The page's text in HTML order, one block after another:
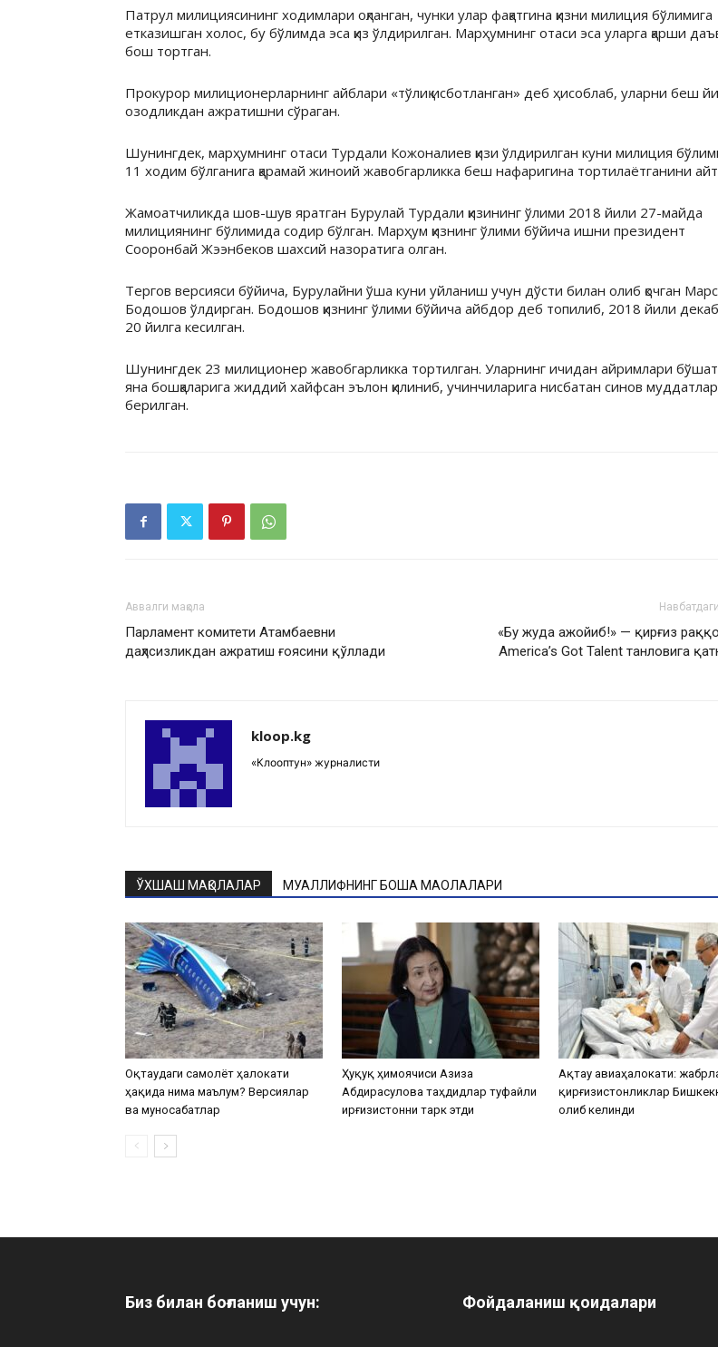
Патрул милициясининг ходимлари оқланган, чунки улар фақатгина қизни милиция бўлимига
етказишган холос, бу бўлимда эса қиз ўлдирилган. Марҳумнинг отаси эса уларга қарши
бош тортган.
Прокурор милиционерларнинг айблари «тўлиқ исботланган» деб ҳисоблаб, уларни беш
озодликдан ажратишни сўраган.
Шунингдек, марҳумнинг отаси Турдали Кожоналиев қизи ўлдирилган куни милиция
11 ходим бўлганига қарамай жиноий жавобгарликка беш нафаригина тортилаётганини
Жамоатчиликда шов-шув яратган Бурулай Турдали қизининг ўлими 2018 йили 27-майда
милициянинг бўлимида содир бўлган. Марҳум қизнинг ўлими бўйича ишни президент
Сооронбай Жээнбеков шахсий назоратига олган.
Тергов версияси бўйича, Бурулайни ўша куни уйланиш учун дўсти билан олиб қочган Марс
Бодошов ўлдирган. Бодошов қизнинг ўлими бўйича айбдор деб топилиб, 2018 йили
20 йилга кесилган.
Шунингдек 23 милиционер жавобгарликка тортилган. Уларнинг ичидан айримлари
яна бошқаларига жиддий хайфсан эълон қилиниб, учинчиларига нисбатан синов
берилган.
Аввалги мақола
Парламент комитети Атамбаевни
даҳлсизликдан ажратиш ғоясини қўллади
«Бу жуда ажойиб!» — қирғиз
America’s Got Talent танловига
kloop.kg
«Клооптун» журналисти
ЎХШАШ МАҚОЛАЛАР МУАЛЛИФНИНГ БОШҚА МАҚОЛАЛАРИ
Оқтаудаги самолёт ҳалокати
ҳақида нима маълум? Версиялар
ва муносабатлар
Ҳуқуқ ҳимоячиси Азиза
Абдирасулова таҳдидлар туфайли
Қирғизистонни тарк этди
Ақтау авиаҳалокати:
қирғизистонликлар
олиб келинди
Биз билан боғланиш учун: Фойдаланиш қоидалари